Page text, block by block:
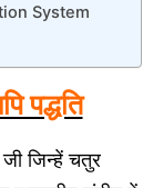
System
पद्धति
जिन्हें चतुर